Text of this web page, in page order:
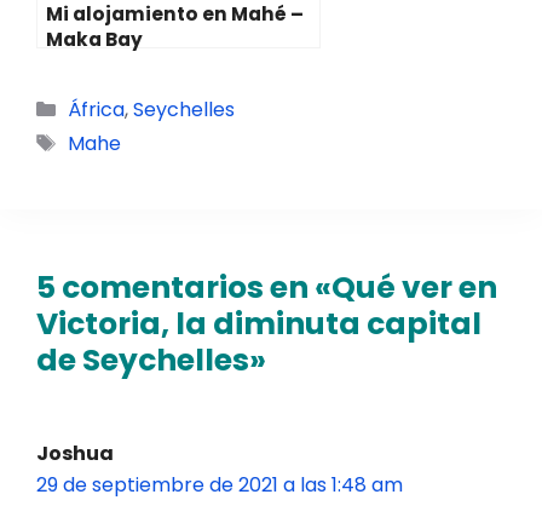
Mi alojamiento en Mahé –
Maka Bay
Categorías
África,Seychelles
Etiquetas
Mahe
5 comentarios en «Qué ver en
Victoria, la diminuta capital
de Seychelles»
Joshua
29 de septiembre de 2021 a las 1:48 am